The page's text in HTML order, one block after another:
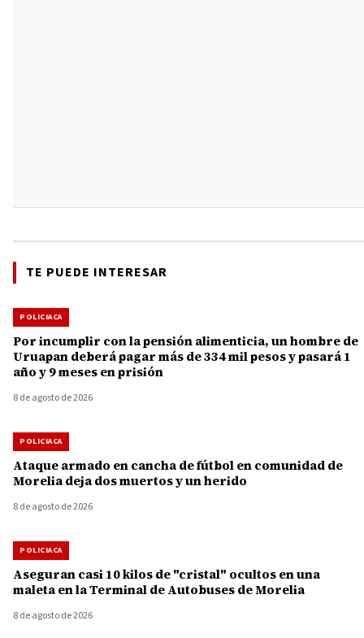
TE PUEDE INTERESAR
POLICIACA
Por incumplir con la pensión alimenticia, un hombre de
Uruapan deberá pagar más de 334 mil pesos y pasará 1
año y 9 meses en prisión
8 de agosto de 2026
POLICIACA
Ataque armado en cancha de fútbol en comunidad de
Morelia deja dos muertos y un herido
8 de agosto de 2026
POLICIACA
Aseguran casi 10 kilos de "cristal" ocultos en una
maleta en la Terminal de Autobuses de Morelia
8 de agosto de 2026